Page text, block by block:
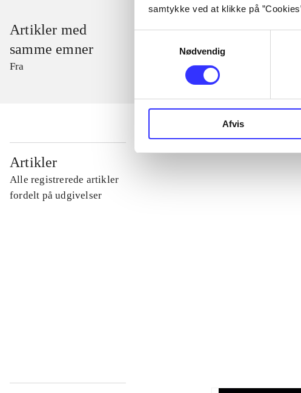
samtykke ved at klikke på
Nødvendig
Afvis
Artikler med
samme emner
Fra
Artikler
Alle registrerede artikler
fordelt på udgivelser
...